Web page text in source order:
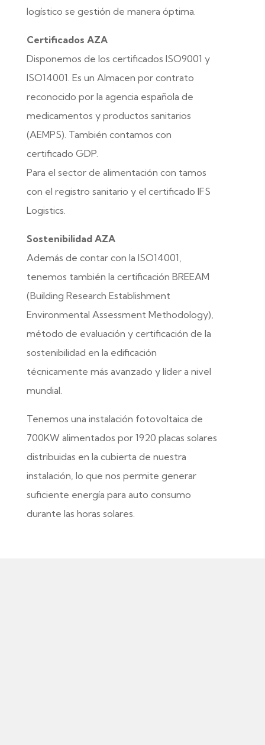
logístico se gestión de manera óptima.
Certificados AZA
Disponemos de los certificados ISO9001 y
ISO14001. Es un Almacen por contrato
reconocido por la agencia española de
medicamentos y productos sanitarios
(AEMPS). También contamos con
certificado GDP.
Para el sector de alimentación con tamos
con el registro sanitario y el certificado IFS
Logistics.
Sostenibilidad AZA
Además de contar con la ISO14001,
tenemos también la certificación BREEAM
(Building Research Establishment
Environmental Assessment Methodology),
método de evaluación y certificación de la
sostenibilidad en la edificación
técnicamente más avanzado y líder a nivel
mundial.
Tenemos una instalación fotovoltaica de
700KW alimentados por 1920 placas solares
distribuidas en la cubierta de nuestra
instalación, lo que nos permite generar
suficiente energía para auto consumo
durante las horas solares.